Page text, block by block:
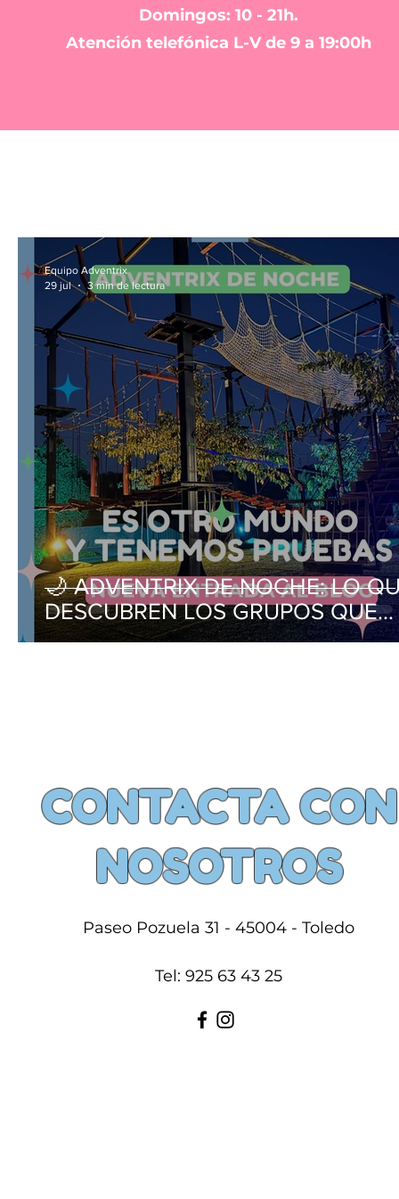
Domingos: 10 - 21h.
Atención telefónica L-V de 9 a 19:00h
🌙 ADVENTRIX DE NOCHE: LO
DESCUBREN LOS GRUPOS QUE
DUERMEN AQUÍ
Equipo Adventrix
29 jul
3 min de lectura
CONTACTA CON
NOSOTROS
Paseo Pozuela 31 - 45004 - Toledo
Tel: 925 63 43 25